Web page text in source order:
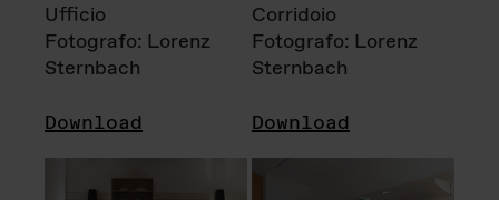
Ufficio
Fotografo: Lorenz
Sternbach
Download
Corridoio
Fotografo: Lorenz
Sternbach
Download